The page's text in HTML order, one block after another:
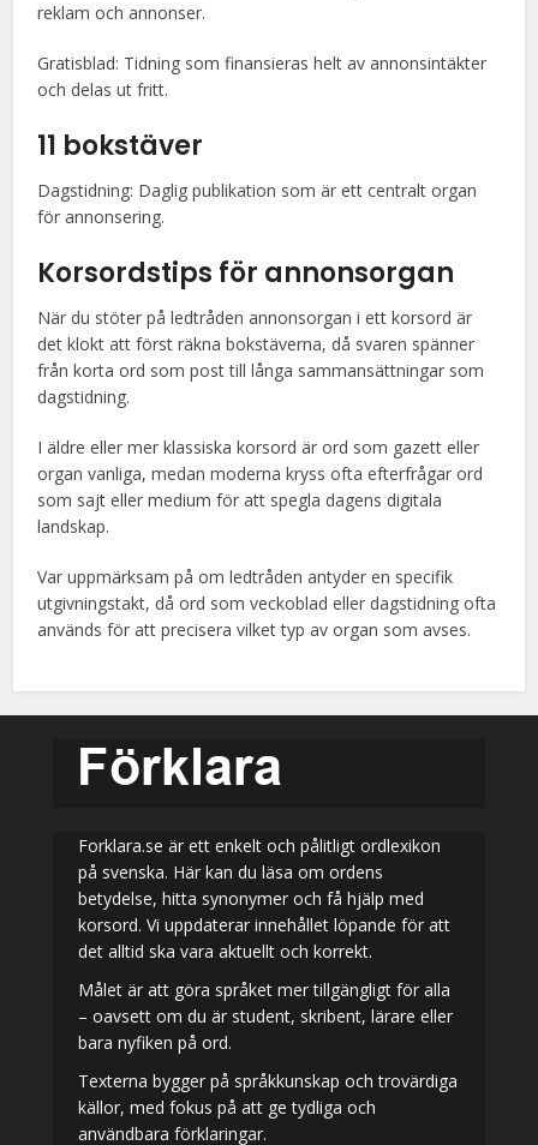
reklam och annonser.
Gratisblad: Tidning som finansieras helt av annonsintäkter
och delas ut fritt.
11 bokstäver
Dagstidning: Daglig publikation som är ett centralt organ
för annonsering.
Korsordstips för annonsorgan
När du stöter på ledtråden annonsorgan i ett korsord är
det klokt att först räkna bokstäverna, då svaren spänner
från korta ord som post till långa sammansättningar som
dagstidning.
I äldre eller mer klassiska korsord är ord som gazett eller
organ vanliga, medan moderna kryss ofta efterfrågar ord
som sajt eller medium för att spegla dagens digitala
landskap.
Var uppmärksam på om ledtråden antyder en specifik
utgivningstakt, då ord som veckoblad eller dagstidning ofta
används för att precisera vilket typ av organ som avses.
Forklara.se är ett enkelt och pålitligt ordlexikon
på svenska. Här kan du läsa om ordens
betydelse, hitta synonymer och få hjälp med
korsord. Vi uppdaterar innehållet löpande för att
det alltid ska vara aktuellt och korrekt.
Målet är att göra språket mer tillgängligt för alla
– oavsett om du är student, skribent, lärare eller
bara nyfiken på ord.
Texterna bygger på språkkunskap och trovärdiga
källor, med fokus på att ge tydliga och
användbara förklaringar.